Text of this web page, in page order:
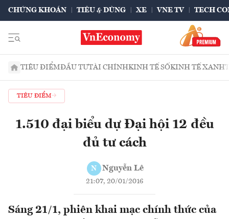
CHỨNG KHOÁN TIÊU & DÙNG XE VNE TV TECH
TIÊU ĐIỂMĐẦU TƯTÀI CHÍNHKINH TẾ SỐKINH TẾ XANH
TIÊU ĐIỂM
1.510 đại biểu dự Đại hội 12 đều
đủ tư cách
N Nguyễn Lê
21:07, 20/01/2016
Sáng 21/1, phiên khai mạc chính thức của